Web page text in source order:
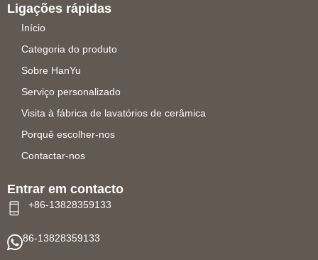
Ligações rápidas
Início
Categoria do produto
Sobre HanYu
Serviço personalizado
Visita à fábrica de lavatórios de cerâmica
Porquê escolher-nos
Contactar-nos
Entrar em contacto
+86-13828359133
86-13828359133